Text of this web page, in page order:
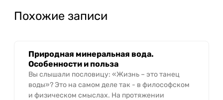
Похожие записи
Природная минеральная вода.
Особенности и польза
Вы слышали пословицу: «Жизнь – это танец
воды»? Это на самом деле так - в философском
и физическом смыслах. На протяжении